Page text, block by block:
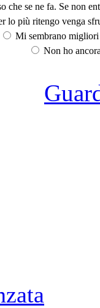
che se ne fa. Se non
lo più ritengo venga
Mi sembrano
Non ho